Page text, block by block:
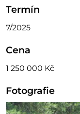
Termín
7/2025
Cena
1 250 000 Kč
Fotografie